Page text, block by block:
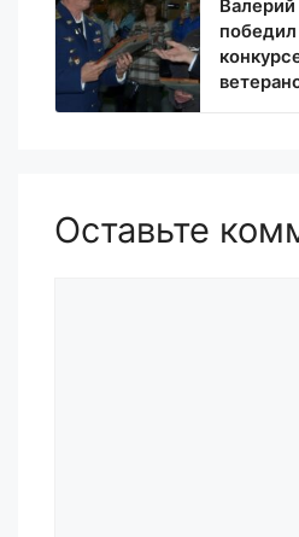
Оставьте